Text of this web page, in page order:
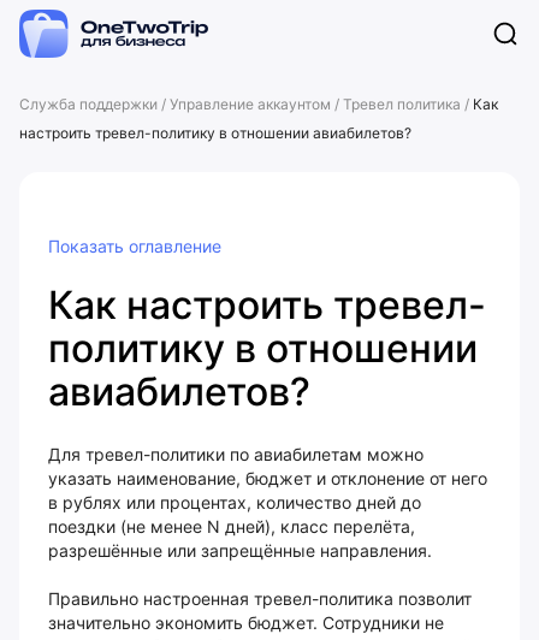
Служба поддержки / Управление аккаунтом / Тревел политика / Как
настроить тревел-политику в отношении авиабилетов?
Показать оглавление
Как настроить тревел-
политику в отношении
авиабилетов?
Для тревел-политики по авиабилетам можно
указать наименование, бюджет и отклонение от него
в рублях или процентах, количество дней до
поездки (не менее N дней), класс перелёта,
разрешённые или запрещённые направления.
Правильно настроенная тревел-политика позволит
значительно экономить бюджет. Сотрудники не